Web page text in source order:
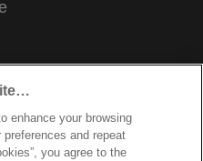
enhance your browsing
and repeat
you agree to the